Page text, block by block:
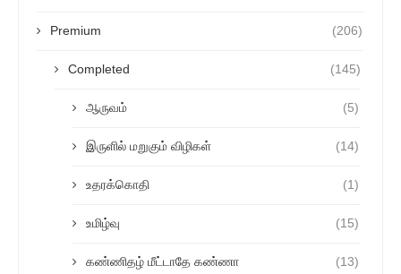
Premium (206)
Completed (145)
ஆருவம் (5)
இருளில் மறுகும் விழிகள் (14)
உதரக்கொதி (1)
உமிழ்வு (15)
கண்ணிதழ் மீட்டாதே கண்ணா (13)